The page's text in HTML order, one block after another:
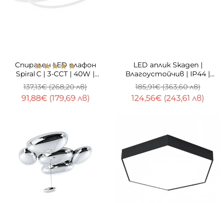
Спирален LED плафон
Spiral C | 3-CCT | 40W |
Матово бял
91,88€ (179,69 лв)
137,13€ (268,20 лв)
LED аплик Skagen |
Влагоустойчив | IP44 |
25W | 90cm
124,56€ (243,61 лв)
185,91€ (363,60 лв)